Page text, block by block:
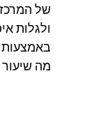
של
ולגלות
באמצעות
מה